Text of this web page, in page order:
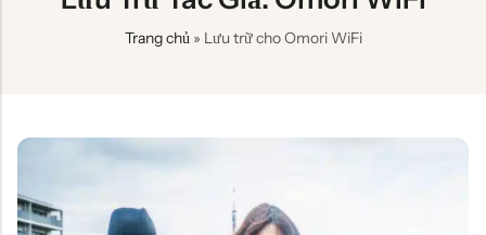
Trang chủ» Lưu trữ cho Omori WiFi
SIM du lịch Nhật Bản
SIM dài hạn Nhật Bản
WiFi gia đình không giới hạn
Pocket WiFi không giới hạn
Giới thiệu về chúng tôi
Liên hệ với chúng tôi
Điều khoản & Điều kiện